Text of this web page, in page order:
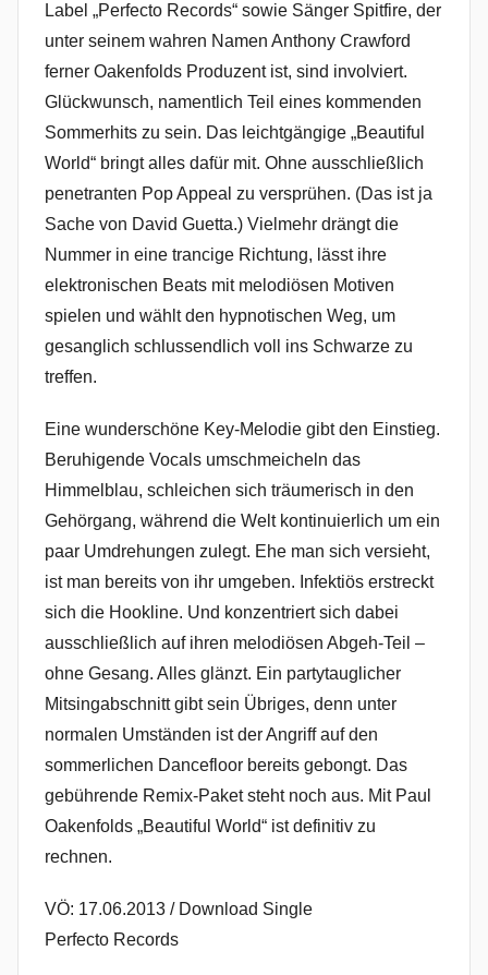
Label „Perfecto Records“ sowie Sänger Spitfire, der
unter seinem wahren Namen Anthony Crawford
ferner Oakenfolds Produzent ist, sind involviert.
Glückwunsch, namentlich Teil eines kommenden
Sommerhits zu sein. Das leichtgängige „Beautiful
World“ bringt alles dafür mit. Ohne ausschließlich
penetranten Pop Appeal zu versprühen. (Das ist ja
Sache von David Guetta.) Vielmehr drängt die
Nummer in eine trancige Richtung, lässt ihre
elektronischen Beats mit melodiösen Motiven
spielen und wählt den hypnotischen Weg, um
gesanglich schlussendlich voll ins Schwarze zu
treffen.
Eine wunderschöne Key-Melodie gibt den Einstieg.
Beruhigende Vocals umschmeicheln das
Himmelblau, schleichen sich träumerisch in den
Gehörgang, während die Welt kontinuierlich um ein
paar Umdrehungen zulegt. Ehe man sich versieht,
ist man bereits von ihr umgeben. Infektiös erstreckt
sich die Hookline. Und konzentriert sich dabei
ausschließlich auf ihren melodiösen Abgeh-Teil –
ohne Gesang. Alles glänzt. Ein partytauglicher
Mitsingabschnitt gibt sein Übriges, denn unter
normalen Umständen ist der Angriff auf den
sommerlichen Dancefloor bereits gebongt. Das
gebührende Remix-Paket steht noch aus. Mit Paul
Oakenfolds „Beautiful World“ ist definitiv zu
rechnen.
VÖ: 17.06.2013 / Download Single
Perfecto Records